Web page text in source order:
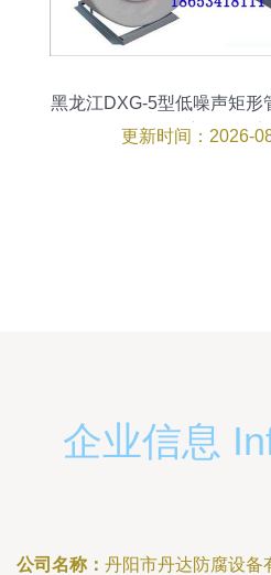
黑龙江DXG-5型低噪声矩形
应用的理
更新时间：2026-
企业信息
公司名称： 丹阳市丹达防腐设备